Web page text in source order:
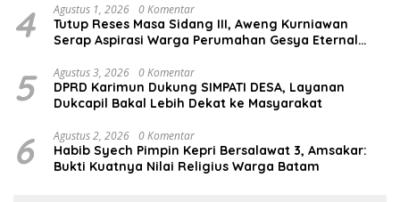
4 Agustus 1, 2026 0 Komentar
Tutup Reses Masa Sidang III, Aweng Kurniawan
Serap Aspirasi Warga Perumahan Gesya Eternal
5 Agustus 3, 2026 0 Komentar
DPRD Karimun Dukung SIMPATI DESA, Layanan
Dukcapil Bakal Lebih Dekat ke Masyarakat
6 Agustus 2, 2026 0 Komentar
Habib Syech Pimpin Kepri Bersalawat 3, Amsakar:
Bukti Kuatnya Nilai Religius Warga Batam